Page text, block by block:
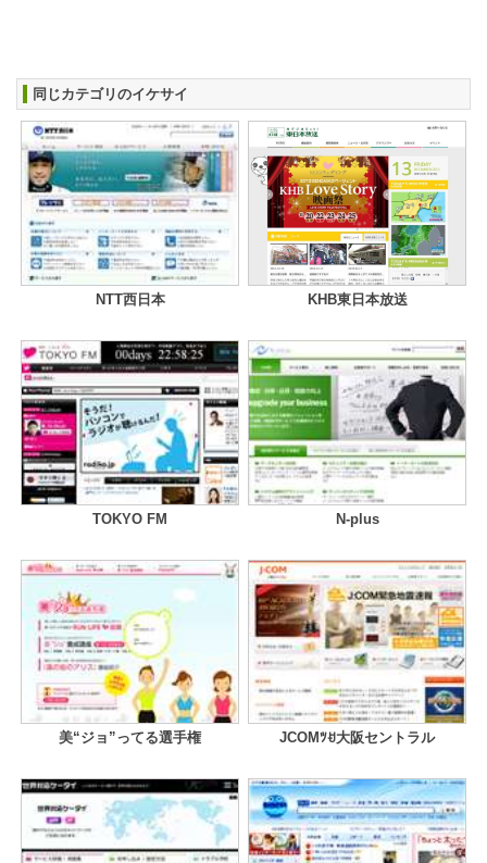
同じカテゴリのイケサイ
NTT西日本 KHB東日本放送
TOKYO FM N-plus
美“ジョ”ってる選手権 JCOMﾂꀀ大阪セントラル